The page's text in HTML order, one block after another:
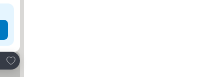
Lägg till i Mina Favoriter